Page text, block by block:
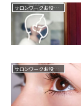
サロンワークお役立ち情報
サロンワークお役立ち情報